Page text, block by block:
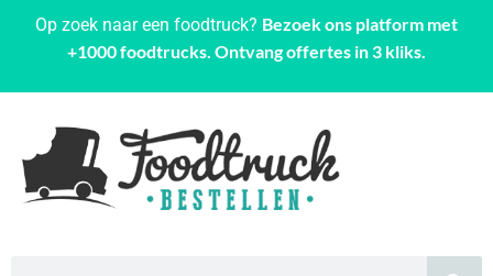
Op zoek naar een foodtruck? Bezoek ons platform met
+1000 foodtrucks. Ontvang offertes in 3 kliks.